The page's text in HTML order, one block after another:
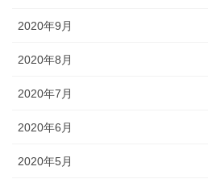
2020年9月
2020年8月
2020年7月
2020年6月
2020年5月